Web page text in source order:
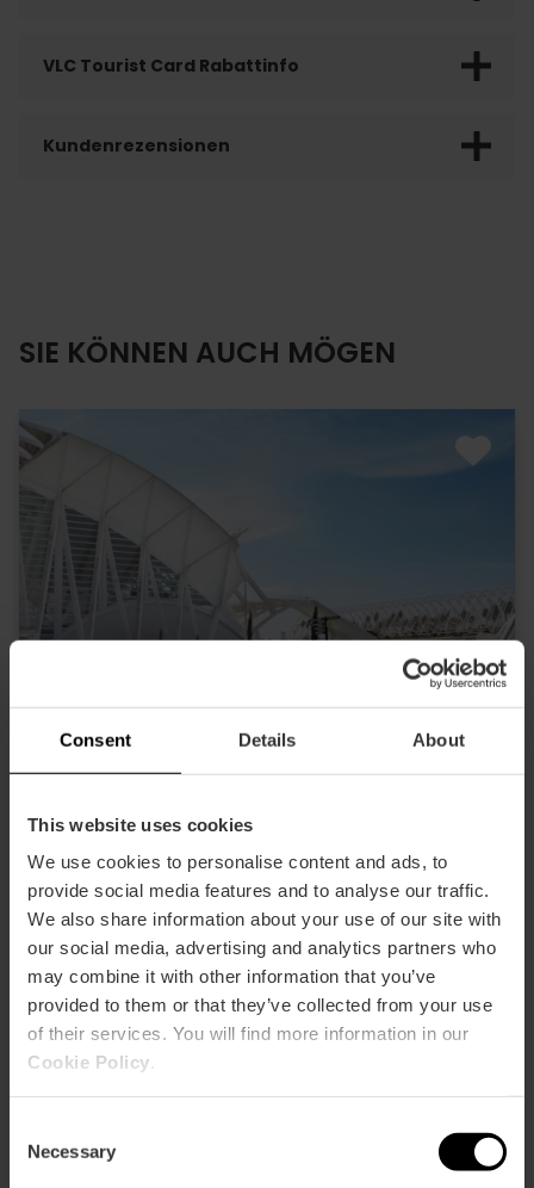
Consent Details About
This website uses cookies
We use cookies to personalise content and ads, to
provide social media features and to analyse our traffic.
We also share information about your use of our site with
our social media, advertising and analytics partners who
may combine it with other information that you’ve
provided to them or that they’ve collected from your use
of their services. You will find more information in our
Cookie Policy
Selection
Necessary
VLC Tourist Card Rabattinfo
Kundenrezensionen
SIE KÖNNEN AUCH MÖGEN
Eintrittskarte Stadt der Künste und
Wissenschaften
4.8 - 289 Bewertungen
10% Rabatt VLC Tourist Card